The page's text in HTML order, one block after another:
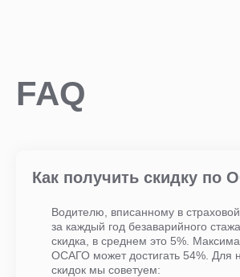
FAQ
Как получить скидку по
Водителю, вписанному в
за каждый год безаварийного
скидка, в среднем это 5%.
ОСАГО может достигать 54%. Для
скидок мы советуем: